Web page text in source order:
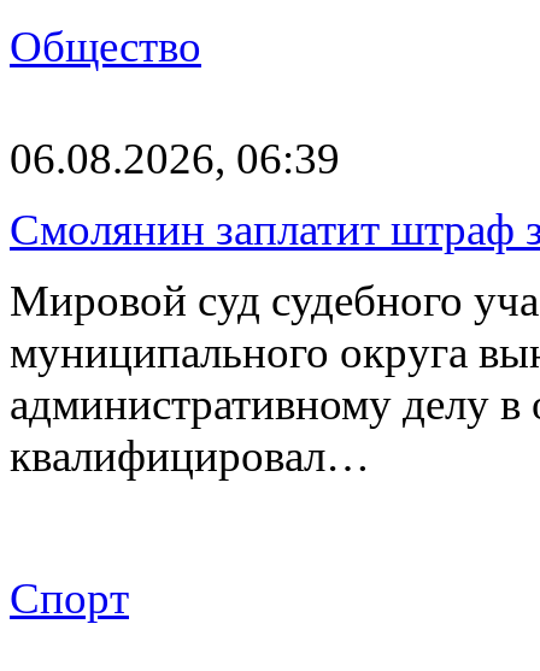
Общество
06.08.2026, 06:39
Смолянин заплатит штраф
Мировой суд судебного
муниципального округа
административному делу
квалифицировал…
Спорт